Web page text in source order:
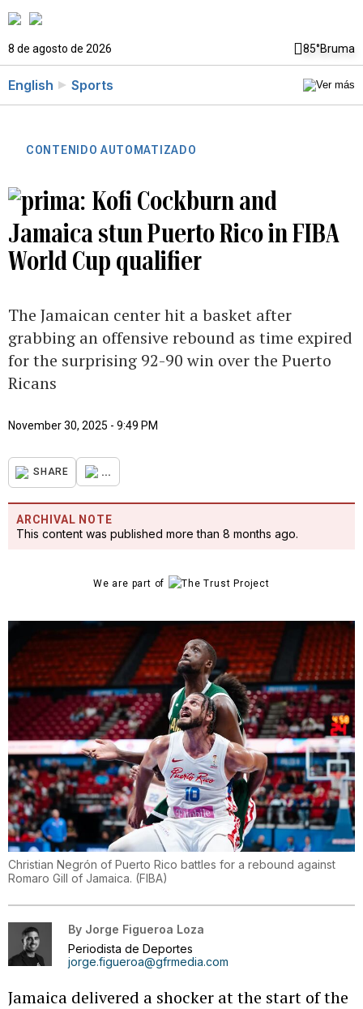
8 de agosto de 2026 85°Bruma
English Sports
CONTENIDO AUTOMATIZADO
Kofi Cockburn and
Jamaica stun Puerto Rico in FIBA
World Cup qualifier
The Jamaican center hit a basket after
grabbing an offensive rebound as time expired
for the surprising 92-90 win over the Puerto
Ricans
November 30, 2025 - 9:49 PM
SHARE ...
ARCHIVAL NOTE
This content was published more than 8 months ago.
We are part of
Christian Negrón of Puerto Rico battles for a rebound against
Romaro Gill of Jamaica. (FIBA)
By Jorge Figueroa Loza
Periodista de Deportes
jorge.figueroa@gfrmedia.com
Jamaica delivered a shocker at the start of the